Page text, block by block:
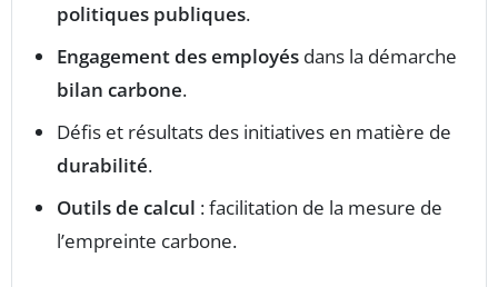
politiques publiques.
Engagement des employés dans la démarche
bilan carbone.
Défis et résultats des initiatives en matière de
durabilité.
Outils de calcul : facilitation de la mesure de
l’empreinte carbone.